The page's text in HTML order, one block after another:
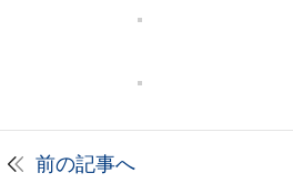
前の記事へ